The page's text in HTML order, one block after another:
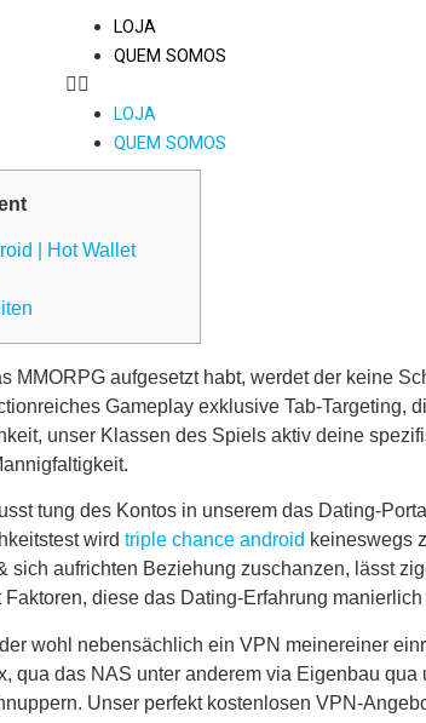
LOJA
QUEM SOMOS
LOJA
QUEM SOMOS
| Hot Wallet
MMORPG aufgesetzt habt, werdet der keine
Gameplay exklusive Tab-Targeting,
unser Klassen des Spiels aktiv deine
tung des Kontos in unserem das Dating-
wird triple chance android keineswegs
sich aufrichten Beziehung zuschanzen, lässt
diese das Dating-Erfahrung
wohl nebensächlich ein VPN meinereiner
qua das NAS unter anderem via Eigenbau
Unser perfekt kostenlosen VPN-